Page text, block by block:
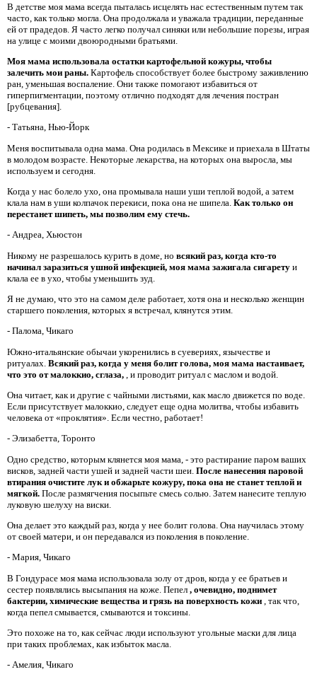
В детстве моя мама всегда пыталась исцелять нас естественным путем так
часто, как только могла. Она продолжала и уважала традиции, переданные
ей от прадедов. Я часто легко получал синяки или небольшие порезы, играя
на улице с моими двоюродными братьями.
Моя мама использовала остатки картофельной кожуры, чтобы
залечить мои раны. Картофель способствует более быстрому заживлению
ран, уменьшая воспаление. Они также помогают избавиться от
гиперпигментации, поэтому отлично подходят для лечения постран
[рубцевания].
- Татьяна, Нью-Йорк
Меня воспитывала одна мама. Она родилась в Мексике и приехала в Штаты
в молодом возрасте. Некоторые лекарства, на которых она выросла, мы
используем и сегодня.
Когда у нас болело ухо, она промывала наши уши теплой водой, а затем
клала нам в уши колпачок перекиси, пока она не шипела. Как только он
перестанет шипеть, мы позволим ему стечь.
- Андреа, Хьюстон
Никому не разрешалось курить в доме, но всякий раз, когда кто-то
начинал заразиться ушной инфекцией, моя мама зажигала сигарету и
клала ее в ухо, чтобы уменьшить зуд.
Я не думаю, что это на самом деле работает, хотя она и несколько женщин
старшего поколения, которых я встречал, клянутся этим.
- Палома, Чикаго
Южно-итальянские обычаи укоренились в суевериях, язычестве и
ритуалах. Всякий раз, когда у меня болит голова, моя мама настаивает,
что это от малоккио, сглаза, , и проводит ритуал с маслом и водой.
Она читает, как и другие с чайными листьями, как масло движется по воде.
Если присутствует малоккио, следует еще одна молитва, чтобы избавить
человека от «проклятия». Если честно, работает!
- Элизабетта, Торонто
Одно средство, которым клянется моя мама, - это растирание паром ваших
висков, задней части ушей и задней части шеи. После нанесения паровой
втирания очистите лук и обжарьте кожуру, пока она не станет теплой и
мягкой. После размягчения посыпьте смесь солью. Затем нанесите теплую
луковую шелуху на виски.
Она делает это каждый раз, когда у нее болит голова. Она научилась этому
от своей матери, и он передавался из поколения в поколение.
- Мария, Чикаго
В Гондурасе моя мама использовала золу от дров, когда у ее братьев и
сестер появлялись высыпания на коже. Пепел , очевидно, поднимет
бактерии, химические вещества и грязь на поверхность кожи , так что,
когда пепел смывается, смываются и токсины.
Это похоже на то, как сейчас люди используют угольные маски для лица
при таких проблемах, как избыток масла.
- Амелия, Чикаго